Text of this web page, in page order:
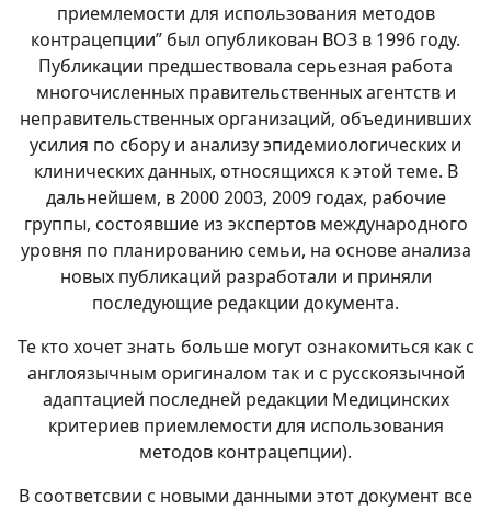
приемлемости для использования методов
контрацепции” был опубликован ВОЗ в 1996 году.
Публикации предшествовала серьезная работа
многочисленных правительственных агентств и
неправительственных организаций, объединивших
усилия по сбору и анализу эпидемиологических и
клинических данных, относящихся к этой теме. В
дальнейшем, в 2000 2003, 2009 годах, рабочие
группы, состоявшие из экспертов международного
уровня по планированию семьи, на основе анализа
новых публикаций разработали и приняли
последующие редакции документа.
Те кто хочет знать больше могут ознакомиться как с
англоязычным оригиналом так и с русскоязычной
адаптацией последней редакции Медицинских
критериев приемлемости для использования
методов контрацепции).
В соответсвии с новыми данными этот документ все